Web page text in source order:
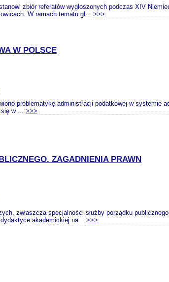
zbiór referatów wygłoszonych podczas XIV
W ramach tematu gł... >>>
W POLSCE
problematykę administracji podatkowej w systemie
się w ... >>>
ZAGADNIENIA PRAWN
zwłaszcza specjalności służby porządku
akademickiej na... >>>